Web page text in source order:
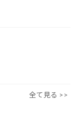
全て見る >>